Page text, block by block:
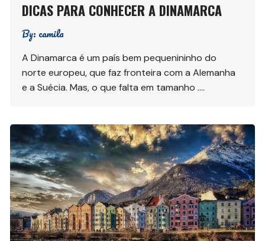
DICAS PARA CONHECER A DINAMARCA
By: camila
A Dinamarca é um país bem pequenininho do
norte europeu, que faz fronteira com a Alemanha
e a Suécia. Mas, o que falta em tamanho ….